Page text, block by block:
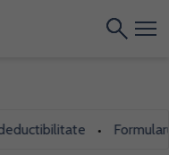
• Formularul